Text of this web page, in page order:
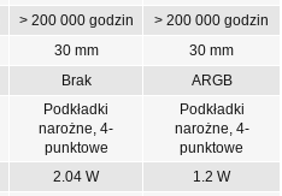
> 200 000 godzin
> 200 000 godzin
30 mm
30 mm
Brak ARGB
Podkładki
narożne, 4-
punktowe
Podkładki
narożne, 4-
punktowe
2.04 W
1.2 W